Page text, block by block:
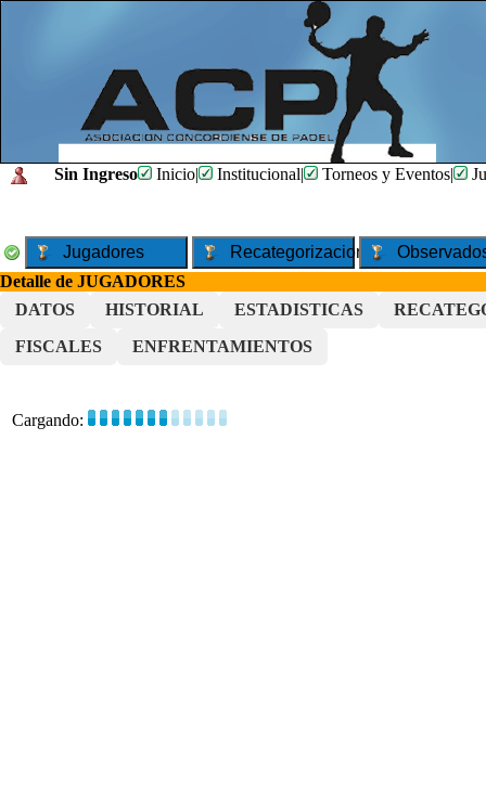
Sin Ingreso Inicio| Institucional| Torneos y Eventos|
Jugadores Recategorizaciones
Detalle de JUGADORES
DATOS
HISTORIAL ESTADISTICAS
FISCALES
ENFRENTAMIENTOS
Cargando: